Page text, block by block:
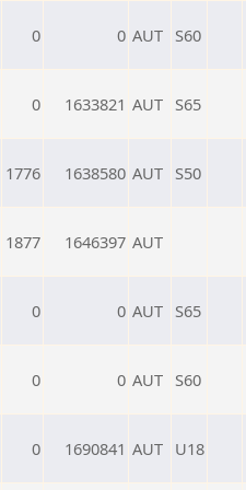
0 0 AUT S60
0 1633821 AUT S65
1776 1638580 AUT S50
1877 1646397 AUT
0 0 AUT S65
0 0 AUT S60
0 1690841 AUT U18